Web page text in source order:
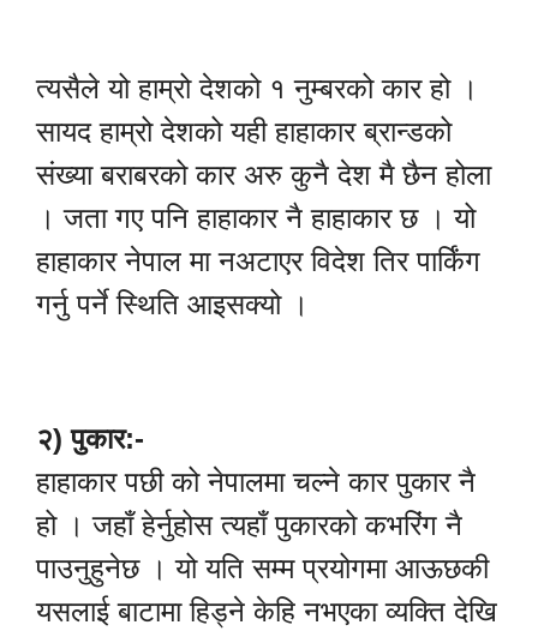
त्यसैले यो हाम्रो देशको १ नुम्बरको कार हो ।
सायद हाम्रो देशको यही हाहाकार ब्रान्डको
संख्या बराबरको कार अरु कुनै देश मै छैन होला
। जता गए पनि हाहाकार नै हाहाकार छ । यो
हाहाकार नेपाल मा नअटाएर विदेश तिर पार्किंग
गर्नु पर्ने स्थिति आइसक्यो ।
२) पुकार:-
हाहाकार पछी को नेपालमा चल्ने कार पुकार नै
हो । जहाँ हेर्नुहोस त्यहाँ पुकारको कभरिंग नै
पाउनुहुनेछ । यो यति सम्म प्रयोगमा आऊछकी
यसलाई बाटामा हिड्ने केहि नभएका व्यक्ति देखि